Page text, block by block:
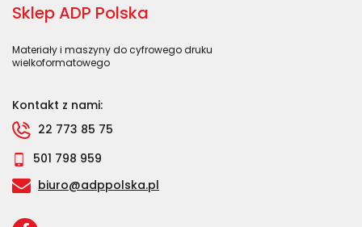
Sklep ADP Polska
Materiały i maszyny do cyfrowego druku
wielkoformatowego
Kontakt z nami:
22 773 85 75
501 798 959
biuro@adppolska.pl